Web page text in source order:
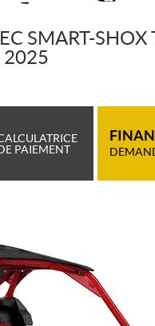
SMART-SHOX
2025
PAIEMENT